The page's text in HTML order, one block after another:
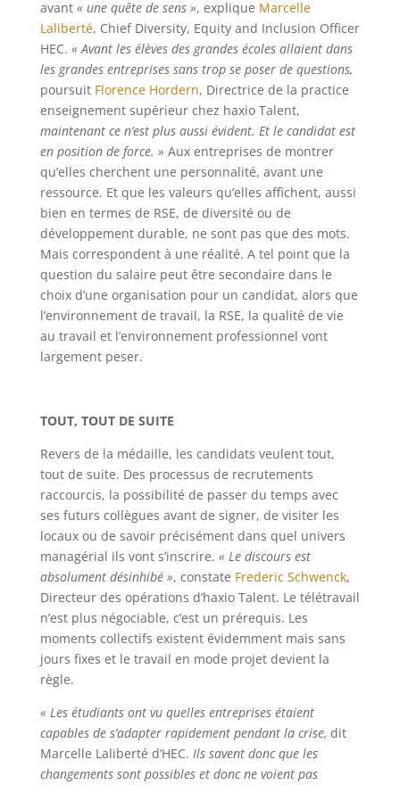
avant « une quête de sens », explique Marcelle
Laliberté, Chief Diversity, Equity and Inclusion Officer
HEC. « Avant les élèves des grandes écoles allaient dans
les grandes entreprises sans trop se poser de questions,
poursuit Florence Hordern, Directrice de la practice
enseignement supérieur chez haxio Talent,
maintenant ce n’est plus aussi évident. Et le candidat est
en position de force. » Aux entreprises de montrer
qu’elles cherchent une personnalité, avant une
ressource. Et que les valeurs qu’elles affichent, aussi
bien en termes de RSE, de diversité ou de
développement durable, ne sont pas que des mots.
Mais correspondent à une réalité. A tel point que la
question du salaire peut être secondaire dans le
choix d’une organisation pour un candidat, alors que
l’environnement de travail, la RSE, la qualité de vie
au travail et l’environnement professionnel vont
largement peser.
TOUT, TOUT DE SUITE
Revers de la médaille, les candidats veulent tout,
tout de suite. Des processus de recrutements
raccourcis, la possibilité de passer du temps avec
ses futurs collègues avant de signer, de visiter les
locaux ou de savoir précisément dans quel univers
managérial ils vont s’inscrire. « Le discours est
absolument désinhibé », constate Frederic Schwenck,
Directeur des opérations d’haxio Talent. Le télétravail
n’est plus négociable, c’est un prérequis. Les
moments collectifs existent évidemment mais sans
jours fixes et le travail en mode projet devient la
règle.
« Les étudiants ont vu quelles entreprises étaient
capables de s’adapter rapidement pendant la crise, dit
Marcelle Laliberté d’HEC. Ils savent donc que les
changements sont possibles et donc ne voient pas